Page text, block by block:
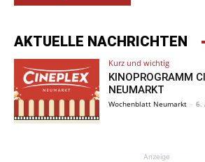
AKTUELLE NACHRICHTEN
Kurz und wichtig
KINOPROGRAMM
NEUMARKT
Wochenblatt Neumarkt - 6.
Anzeige